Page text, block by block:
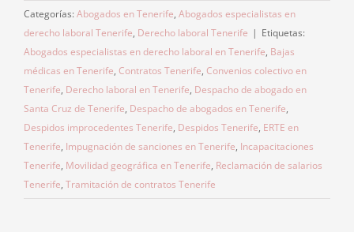
Categorías: Abogados en Tenerife, Abogados especialistas en
derecho laboral Tenerife, Derecho laboral Tenerife | Etiquetas:
Abogados especialistas en derecho laboral en Tenerife, Bajas
médicas en Tenerife, Contratos Tenerife, Convenios colectivo en
Tenerife, Derecho laboral en Tenerife, Despacho de abogado en
Santa Cruz de Tenerife, Despacho de abogados en Tenerife,
Despidos improcedentes Tenerife, Despidos Tenerife, ERTE en
Tenerife, Impugnación de sanciones en Tenerife, Incapacitaciones
Tenerife, Movilidad geográfica en Tenerife, Reclamación de salarios
Tenerife, Tramitación de contratos Tenerife